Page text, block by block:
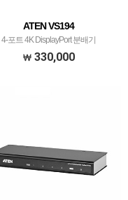
ATEN VS194
4-포트 4K DisplayPort 분배기
330,000